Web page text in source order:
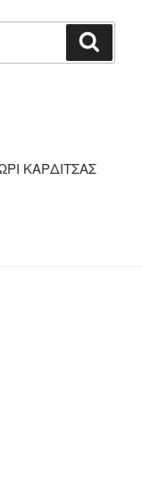
ΚΑΡΔΙΤΣΑΣ